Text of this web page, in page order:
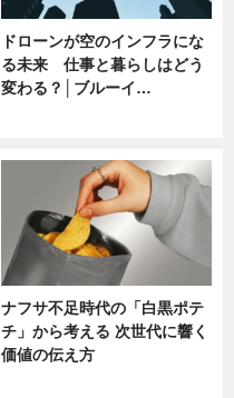
ドローンが空のインフラにな
る未来 仕事と暮らしはどう
変わる？│ブルーイ…
ナフサ不足時代の「白黒ポテ
チ」から考える 次世代に響く
価値の伝え方